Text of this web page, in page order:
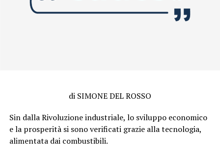
di SIMONE DEL ROSSO
Sin dalla Rivoluzione industriale, lo sviluppo economico
e la prosperità si sono verificati grazie alla tecnologia,
alimentata dai combustibili.